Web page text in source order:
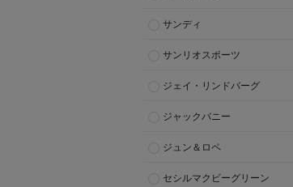
サンディ
サンリオスポーツ
ジェイ・リンドバーグ
ジャックバニー
ジュン＆ロペ
セシルマクビーグリーン